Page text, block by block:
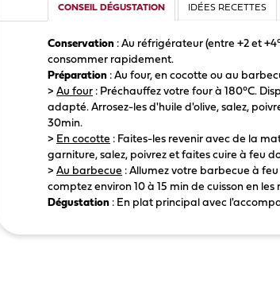
CONSEIL DÉGUSTATION IDÉES RECETTES
Conservation : Au réfrigérateur (entre +2 et
consommer rapidement.
Préparation : Au four, en cocotte ou au
>Au four : Préchauffez votre four à 180°C.
adapté. Arrosez-les d'huile d'olive, salez,
30min.
> En cocotte : Faites-les revenir avec de la
garniture, salez, poivrez et faites cuire à feu
>Au barbecue : Allumez votre barbecue à feu
comptez environ 10 à 15 min de cuisson en
Dégustation : En plat principal avec